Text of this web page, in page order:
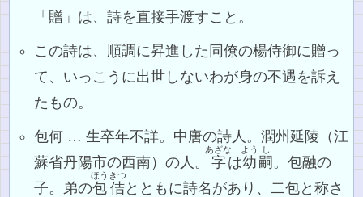
「贈」は、詩を直接手渡すこと。
この詩は、順調に昇進した同僚の楊侍御に贈っ
て、いっこうに出世しないわが身の不遇を訴え
たもの。
包何 … 生卒年不詳。中唐の詩人。潤州延陵（江
蘇省丹陽市の西南）の人。
字
あざな
は幼
よう
嗣
し
。包融の
子。弟の包佶
ほうきつ
とともに詩名があり、二包と称さ